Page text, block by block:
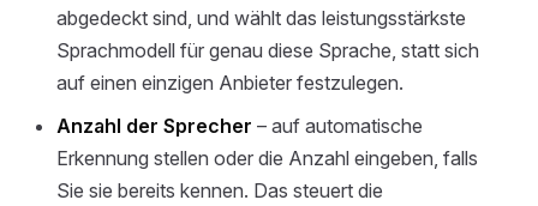
abgedeckt sind, und wählt das leistungsstärkste
Sprachmodell für genau diese Sprache, statt sich
auf einen einzigen Anbieter festzulegen.
Anzahl der Sprecher – auf automatische
Erkennung stellen oder die Anzahl eingeben, falls
Sie sie bereits kennen. Das steuert die